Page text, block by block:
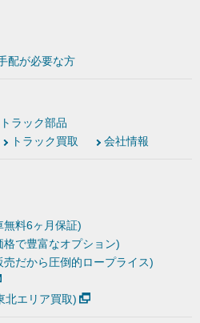
配が必要な方
ラック部品
トラック買取 会社情報
料6ヶ月保証)
格で豊富なオプション)
だから圧倒的ロープライス)
北エリア買取)